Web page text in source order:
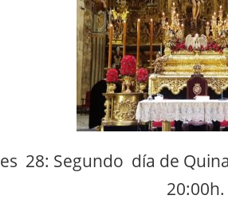
28: Segundo día de
20:00h.